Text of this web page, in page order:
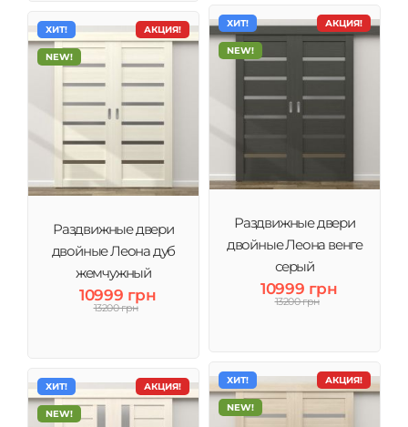
АКЦИЯ!
ХИТ!
NEW!
Раздвижные двери
двойные Леона венге
серый
10999 грн
13200 грн
АКЦИЯ!
ХИТ!
NEW!
Раздвижные двери
двойные Леона дуб
жемчужный
10999 грн
13200 грн
АКЦИЯ!
ХИТ!
NEW!
АКЦИЯ!
ХИТ!
NEW!